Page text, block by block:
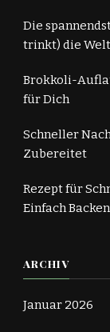
Die
trinkt) die
Brokkoli-
für Dich
Schneller
Zubereitet
Rezept für
Einfach Backen
ARCHIV
Januar 2026